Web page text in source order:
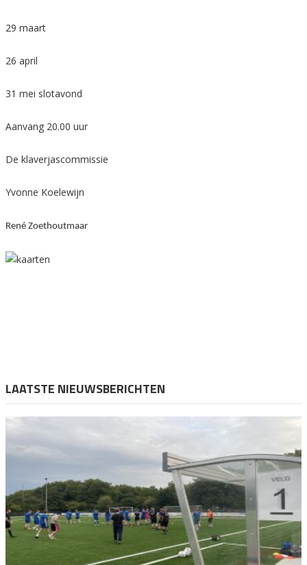
29 maart
26 april
31 mei slotavond
Aanvang 20.00 uur
De klaverjascommissie
Yvonne Koelewijn
René Zoethoutmaar
LAATSTE NIEUWSBERICHTEN